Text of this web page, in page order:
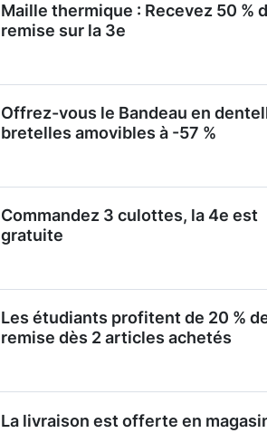
Maille thermique : Recevez 50 %
remise sur la 3e
Offrez-vous le Bandeau en
bretelles amovibles à -57 %
Commandez 3 culottes, la 4e est
gratuite
Les étudiants profitent de 20 %
remise dès 2 articles achetés
La livraison est offerte en